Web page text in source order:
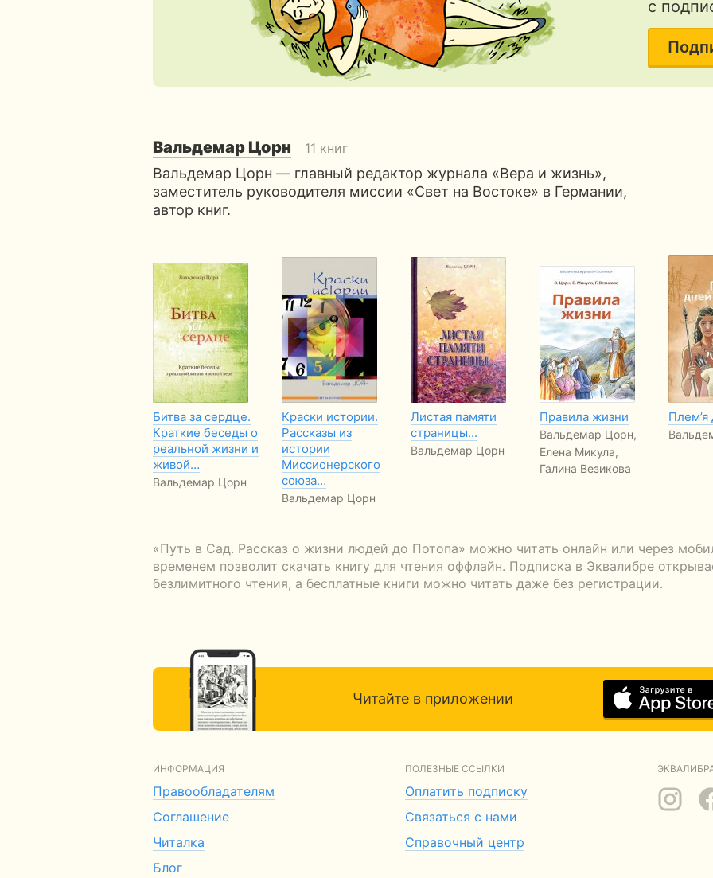
с
Вальдемар Цорн 11 книг
Вальдемар Цорн — главный редактор журнала «Вера и жизнь»,
заместитель руководителя миссии «Свет на Востоке» в Германии,
автор книг.
Битва за сердце.
Краткие беседы о
реальной жизни и
живой…
Вальдемар Цорн
Краски истории.
Рассказы из
истории
Миссионерского
союза…
Вальдемар Цорн
Листая памяти
страницы...
Вальдемар Цорн
Правила жизни
Вальдемар Цорн,
Елена Микула,
Галина Везикова
Плем’я
«Путь в Сад. Рассказ о жизни людей до Потопа» можно читать онлайн или через
временем позволит скачать книгу для чтения оффлайн. Подписка в Эквалибре
безлимитного чтения, а бесплатные книги можно читать даже без регистрации.
Читайте в приложении
ИНФОРМАЦИЯ
Правообладателям
Соглашение
Читалка
Блог
ПОЛЕЗНЫЕ ССЫЛКИ
Оплатить подписку
Связаться с нами
Справочный центр